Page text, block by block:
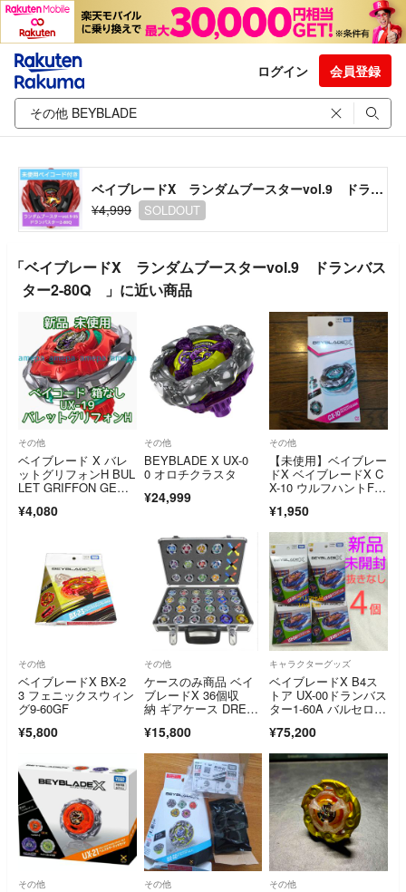
ログイン 会員登録
ベイブレードX ランダムブースターvol.9 ドランバスター2-80Q
¥4,999
SOLDOUT
「ベイブレードX ランダムブースターvol.9 ドランバス
ター2-80Q 」に近い商品
その他
ベイブレード X バレ
ットグリフォンH BUL
LET GRIFFON GENU
EW
¥4,080
その他
BEYBLADE X UX-0
0 オロチクラスタ
¥24,999
その他
【未使用】ベイブレー
ドX ベイブレードX C
X-10 ウルフハントF 0
¥1,950
その他
ベイブレードX BX-2
3 フェニックスウィン
グ9-60GF
¥5,800
その他
ケースのみ商品 ベイ
ブレードX 36個収
納 ギアケース DREA
¥15,800
キャラクターグッズ
ベイブレードX B4ス
トア UX-00ドランバス
ター1-60A バルセロ
¥75,200
その他 その他 その他